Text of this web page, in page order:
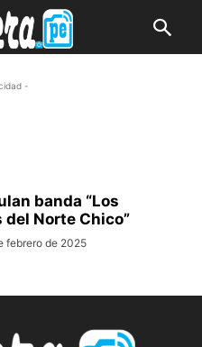
-
banda “Los
del Norte Chico”
febrero de 2025